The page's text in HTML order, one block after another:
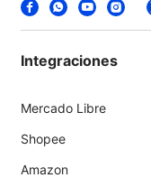
Integraciones
Mercado Libre
Shopee
Amazon